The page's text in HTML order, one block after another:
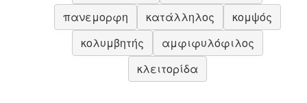
πανεμορφη
κατάλληλος
κομψός
κολυμβητής
αμφιφυλόφιλος
κλειτορίδα